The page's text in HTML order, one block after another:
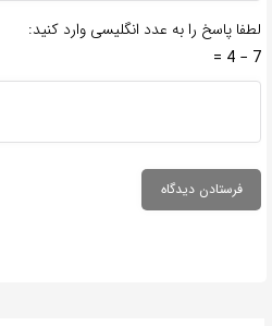
لطفا پاسخ را به عدد انگلیسی وارد کنید:
7 − 4 =